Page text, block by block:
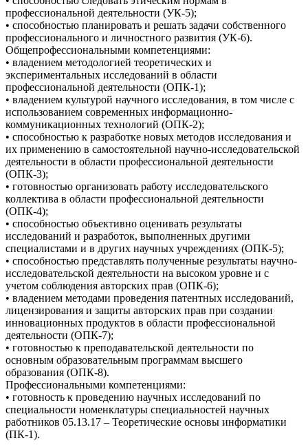
профессиональной деятельности (УК-5);
• способностью планировать и решать задачи собственного
профессионального и личностного развития (УК-6).
Общепрофессиональными компетенциями:
• владением методологией теоретических и
экспериментальных исследований в области
профессиональной деятельности (ОПК-1);
• владением культурой научного исследования, в том числе с
использованием современных информационно-
коммуникационных технологий (ОПК-2);
• способностью к разработке новых методов исследования и
их применению в самостоятельной научно-исследовательской
деятельности в области профессиональной деятельности
(ОПК-3);
• готовностью организовать работу исследовательского
коллектива в области профессиональной деятельности
(ОПК-4);
• способностью объективно оценивать результаты
исследований и разработок, выполненных другими
специалистами и в других научных учреждениях (ОПК-5);
• способностью представлять полученные результаты научно-
исследовательской деятельности на высоком уровне и с
учетом соблюдения авторских прав (ОПК-6);
• владением методами проведения патентных исследований,
лицензирования и защиты авторских прав при создании
инновационных продуктов в области профессиональной
деятельности (ОПК-7);
• готовностью к преподавательской деятельности по
основным образовательным программам высшего
образования (ОПК-8).
Профессиональными компетенциями:
• готовность к проведению научных исследований по
специальности номенклатуры специальностей научных
работников 05.13.17 – Теоретические основы информатики
(ПК-1).